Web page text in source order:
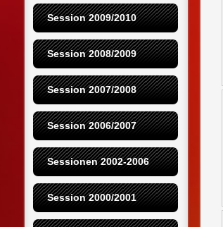
Session 2009/2010
Session 2008/2009
Session 2007/2008
Session 2006/2007
Sessionen 2002-2006
Session 2000/2001